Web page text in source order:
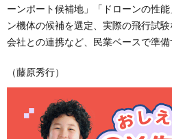
ーンポート候補地」「ドローンの性
ン機体の候補を選定、実際の飛行試
会社との連携など、民業ベースで準備
（藤原秀行）